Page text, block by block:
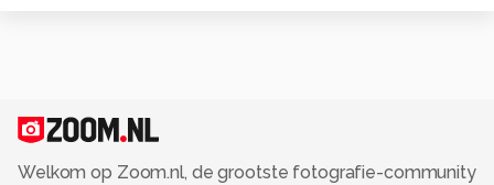
Welkom op Zoom.nl, de grootste fotografie-community